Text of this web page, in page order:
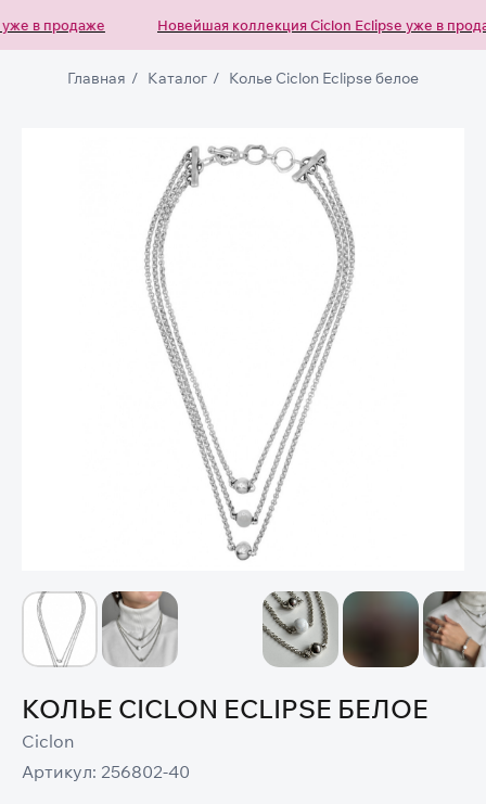
в продаже Новейшая коллекция Ciclon Eclipse уже в
Главная / Каталог / Колье Ciclon Eclipse белое
КОЛЬЕ CICLON ECLIPSE БЕЛОЕ
Ciclon
Артикул: 256802-40